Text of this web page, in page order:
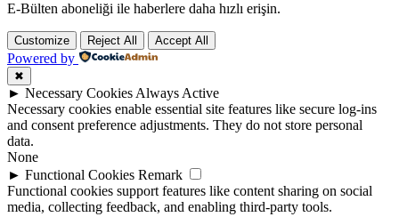
E-Bülten aboneliği ile haberlere daha hızlı erişin.
Customize Reject All Accept All
Powered by
✖
► Necessary Cookies Always Active
Necessary cookies enable essential site features like secure log-ins
and consent preference adjustments. They do not store personal
data.
None
► Functional Cookies Remark
Functional cookies support features like content sharing on social
media, collecting feedback, and enabling third-party tools.